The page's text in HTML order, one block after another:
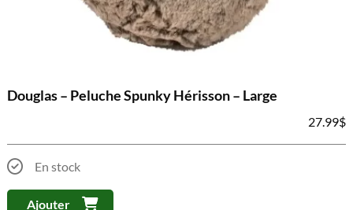
Douglas – Peluche Spunky Hérisson – Large
27.99$
En stock
Ajouter